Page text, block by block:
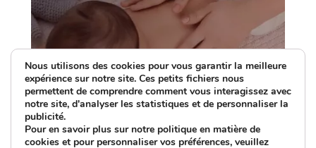
Les bienfaits des massages pour bébés
Nous utilisons des cookies pour vous garantir la meilleure
expérience sur notre site. Ces petits fichiers nous
permettent de comprendre comment vous interagissez avec
notre site, d'analyser les statistiques et de personnaliser la
publicité.
Pour en savoir plus sur notre politique en matière de
cookies et pour personnaliser vos préférences, veuillez